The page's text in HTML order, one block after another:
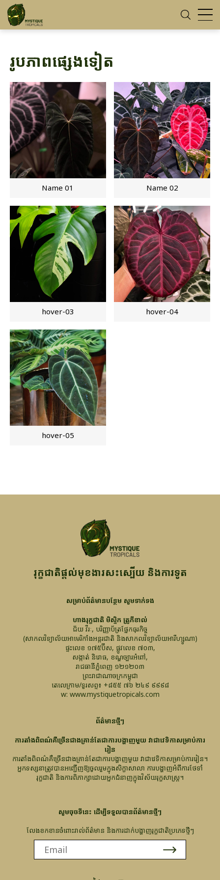
រូបភាពផ្សេងទៀត
Name 01 Name 02
hover-03 hover-04
hover-05
សម្រាប់ព័ត៌មានបន្ថែម សូមទាក់ទង
ហាងរុក្ខជាតិ មិស្ទិក ត្រូភីខាល់
ជ័យ វីរៈ, បរិញ្ញាប័ត្រផ្នែកធុរកិច្ច
(សាកលវិទ្យាល័យអាមេរិកាំងអន្តរជាតិ និងសាកលវិទ្យាល័យអារីហ្សូណា)
ផ្ទះលេខ ១៧៥ប៊ីស, ផ្លូវលេខ ៧០៣,
សង្កាត់ និរោធ, ខណ្ឌច្បារអំពៅ,
រាជធានីភ្នំពេញ ១២១២០៣
ព្រះរាជាណាចក្រកម្ពុជា
តេលេក្រាម/ទូរសព្ទ៖ +៨៥៥ ៧៦ ២៤៩ ៩៩៩៨
w: www.mystiquetropicals.com
រុក្ខជាតិផ្តល់មុខងារសះស្បើយ និងការទូត
ព័ត៌មានថ្មីៗ
ការតាំងពិពណ៌គឺច្រើនជាងគ្រាន់តែជាការបង្ហាញមួយ វាជាវេទិកាសម្រាប់ការ
រៀន
ការតាំងពិពណ៌គឺច្រើនជាងគ្រាន់តែជាការបង្ហាញមួយ វាជាវេទិកាសម្រាប់ការរៀន។
អ្នកទស្សនាត្រូវបានអញ្ជើញឱ្យចូលរួមក្នុងសិក្ខាសាលា ការបង្ហាញអំពីការថែទាំ
រុក្ខជាតិ និងការពិភាក្សាដោយអ្នកជំនាញក្នុងវិស័យរុក្ខសាស្ត្រ។
សូមចុចទីនេះ ដើម្បីទទួលបានព័ត៌មានថ្មីៗ
លែងខកខានចំពោះរាល់ព័ត៌មាន និងការដាក់បង្ហាញរុក្ខជាតិប្រភេទថ្មីៗ